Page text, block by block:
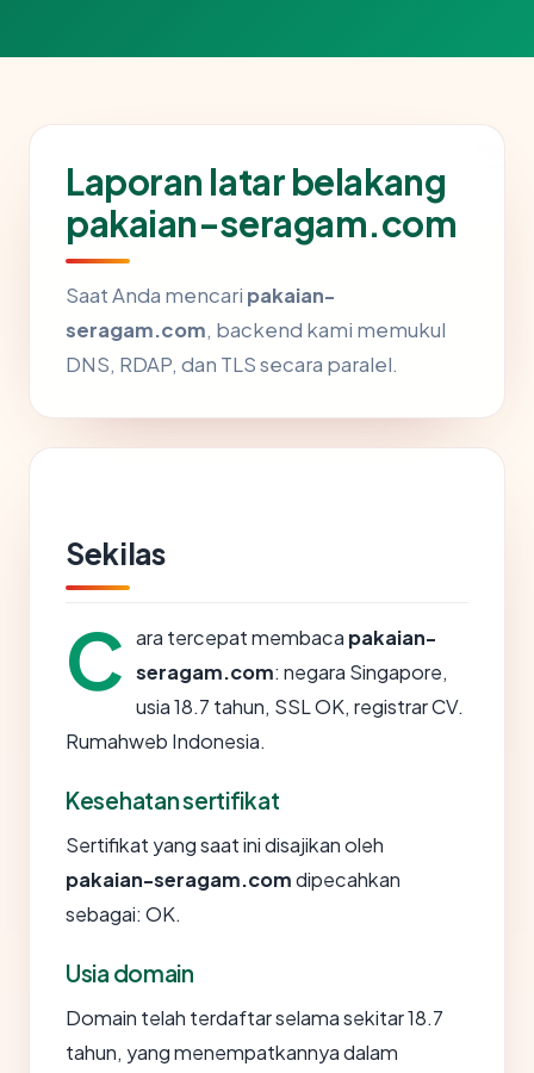
Laporan latar belakang
pakaian-seragam.com
Saat Anda mencari pakaian-
seragam.com, backend kami memukul
DNS, RDAP, dan TLS secara paralel.
Sekilas
C ara tercepat membaca pakaian-
seragam.com: negara Singapore,
usia 18.7 tahun, SSL OK, registrar CV.
Rumahweb Indonesia.
Kesehatan sertifikat
Sertifikat yang saat ini disajikan oleh
pakaian-seragam.comdipecahkan
sebagai: OK.
Usia domain
Domain telah terdaftar selama sekitar 18.7
tahun, yang menempatkannya dalam